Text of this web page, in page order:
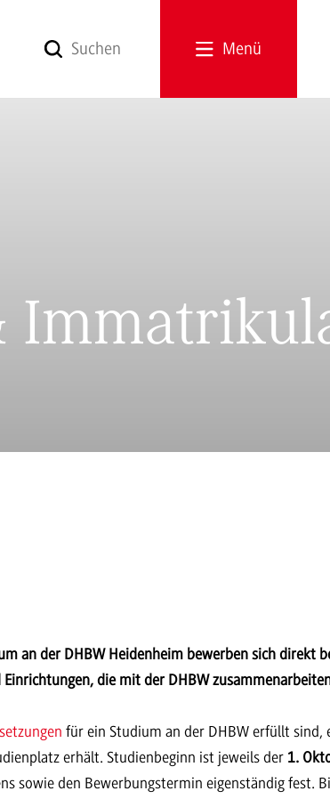
Menü
an der DHBW Heidenheim bewerben sich direkt
die mit der DHBW
für ein Studium an der DHBW erfüllt sind,
erhält. Studienbeginn ist jeweils der 1.
sowie den Bewerbungstermin eigenständig fest.